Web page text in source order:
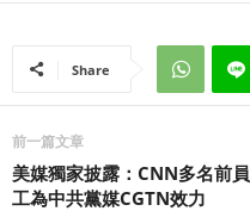
Share
前一篇文章
美媒獨家披露：CNN多名前員
工為中共黨媒CGTN效力